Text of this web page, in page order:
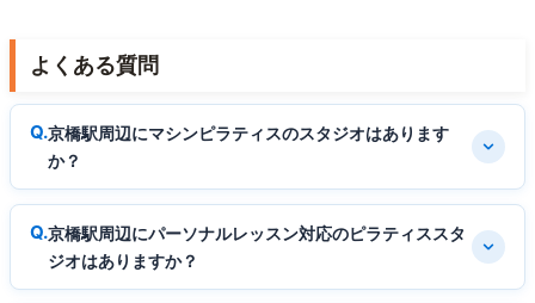
よくある質問
京橋駅周辺にマシンピラティスのスタジオはあります
か？
京橋駅周辺にパーソナルレッスン対応のピラティススタ
ジオはありますか？